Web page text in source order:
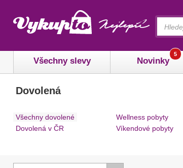
Všechny slevy Novinky
5
Dovolená
Všechny dovolené
Dovolená v ČR
Wellness pobyty
Víkendové pobyty